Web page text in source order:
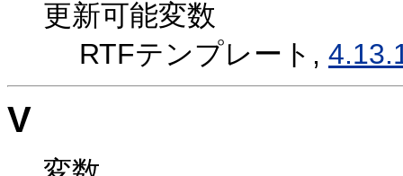
更新可能変数
RTFテンプレート,
V